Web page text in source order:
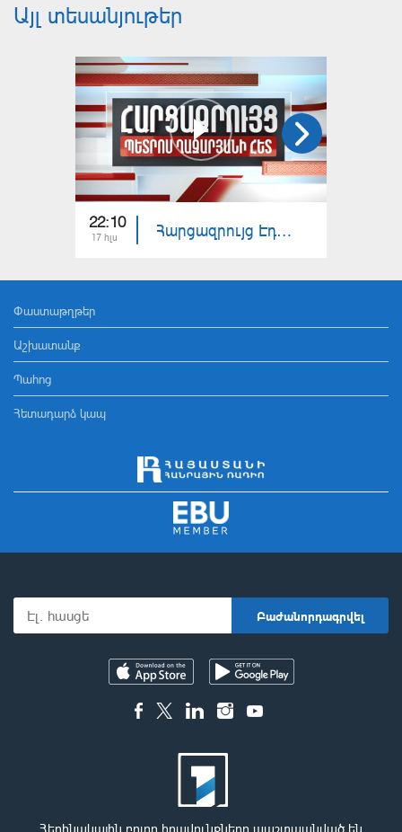
Այլ տեսանյութեր
22:10
17 հլս Հարցազրույց Էդգար Մանուչարյանի հետ
Փաստաթղթեր
Աշխատանք
Պահոց
Հետադարձ կապ
Հեղինակային բոլոր իրավունքները պաշտպանված են